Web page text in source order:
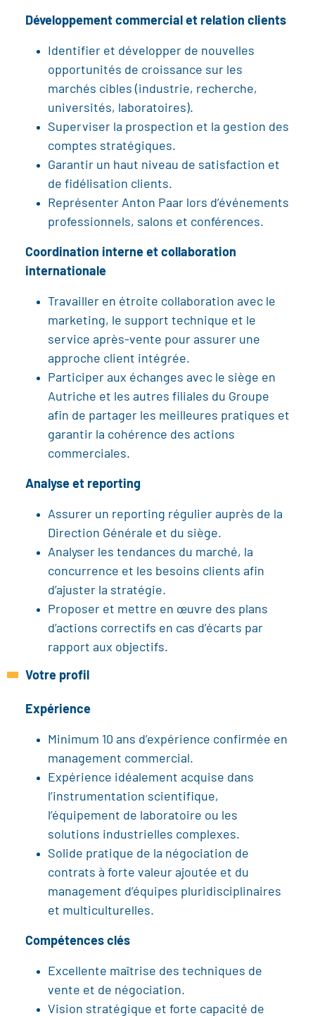
Développement commercial et relation clients
Identifier et développer de nouvelles
opportunités de croissance sur les
marchés cibles (industrie, recherche,
universités, laboratoires).
Superviser la prospection et la gestion des
comptes stratégiques.
Garantir un haut niveau de satisfaction et
de fidélisation clients.
Représenter Anton Paar lors d’événements
professionnels, salons et conférences.
Coordination interne et collaboration
internationale
Travailler en étroite collaboration avec le
marketing, le support technique et le
service après-vente pour assurer une
approche client intégrée.
Participer aux échanges avec le siège en
Autriche et les autres filiales du Groupe
afin de partager les meilleures pratiques et
garantir la cohérence des actions
commerciales.
Analyse et reporting
Assurer un reporting régulier auprès de la
Direction Générale et du siège.
Analyser les tendances du marché, la
concurrence et les besoins clients afin
d’ajuster la stratégie.
Proposer et mettre en œuvre des plans
d’actions correctifs en cas d’écarts par
rapport aux objectifs.
Votre profil
Expérience
Minimum 10 ans d’expérience confirmée en
management commercial.
Expérience idéalement acquise dans
l’instrumentation scientifique,
l’équipement de laboratoire ou les
solutions industrielles complexes.
Solide pratique de la négociation de
contrats à forte valeur ajoutée et du
management d’équipes pluridisciplinaires
et multiculturelles.
Compétences clés
Excellente maîtrise des techniques de
vente et de négociation.
Vision stratégique et forte capacité de